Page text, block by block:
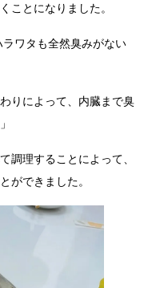
ことになりました。
ラワタも全然臭みがない
りによって、内臓まで臭
調理することによって、
ができました。